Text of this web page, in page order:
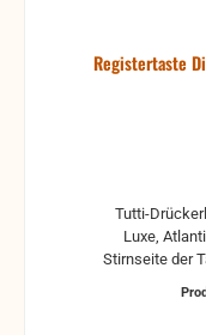
Registertaste
Luxe, Atlantic IV
Stirnseite der Tastatur Zustand